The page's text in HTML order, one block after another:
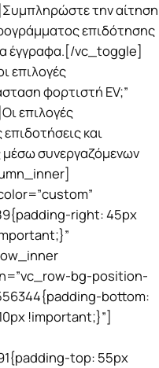
την αίτηση
επιδότησης
έγγραφα.[/vc_toggle]
επιλογές
φορτιστή EV;”
επιλογές
και
συνεργαζόμενων
right: 45px
bg-position-
bottom:
!important;}”]
top: 55px